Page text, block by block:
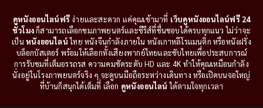
ดูหนังออนไลน์ฟรีง่ายและสะดวก แค่คุณเข้ามาที่ เว็บดูหนังออนไลน์ฟรี 24
ชั่วโมงก็สามารถเลือกชมภาพยนตร์และซีรีส์ที่ชื่นชอบได้ครบทุกแนว ไม่ว่าจะ
เป็นหนังออนไลน์ไทย หนังจีนกำลังภายใน หนังเกาหลีโรแมนติก หรือหนังฝรั่ง
บล็อกบัสเตอร์ พร้อมให้เลือกทั้งเสียงพากย์ไทยและซับไทยเพื่อประสบการณ์
การรับชมที่เต็มอรรถรส ความคมชัดระดับ HD และ 4K ทำให้คุณเหมือนกำลัง
นั่งอยู่ในโรงภาพยนตร์จริง ๆ จะดูบนมือถือระหว่างเดินทาง หรือเปิดบนจอใหญ่
ที่บ้านก็สนุกได้เต็มที่ เลือก ดูหนังออนไลน์ ได้ตามใจทุกเวลา